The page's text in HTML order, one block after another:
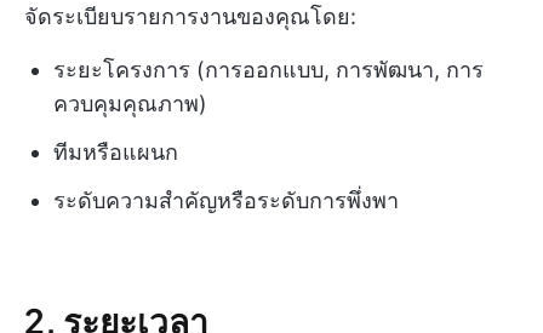
จัดระเบียบรายการงานของคุณโดย:
ระยะโครงการ (การออกแบบ, การพัฒนา, การ
ควบคุมคุณภาพ)
ทีมหรือแผนก
ระดับความสำคัญหรือระดับการพึ่งพา
2. ระยะเวลา